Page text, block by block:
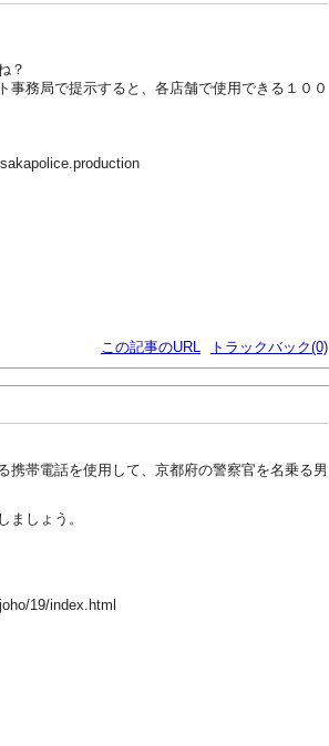
？
務局で提示すると、各店舗で使用できる１００
この記事のURL トラックバック(0)
帯電話を使用して、京都府の警察官を名乗る男
しょう。
19/index.html